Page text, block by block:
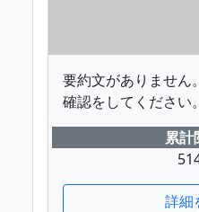
要約文がありません
確認をしてください。
累計
詳細